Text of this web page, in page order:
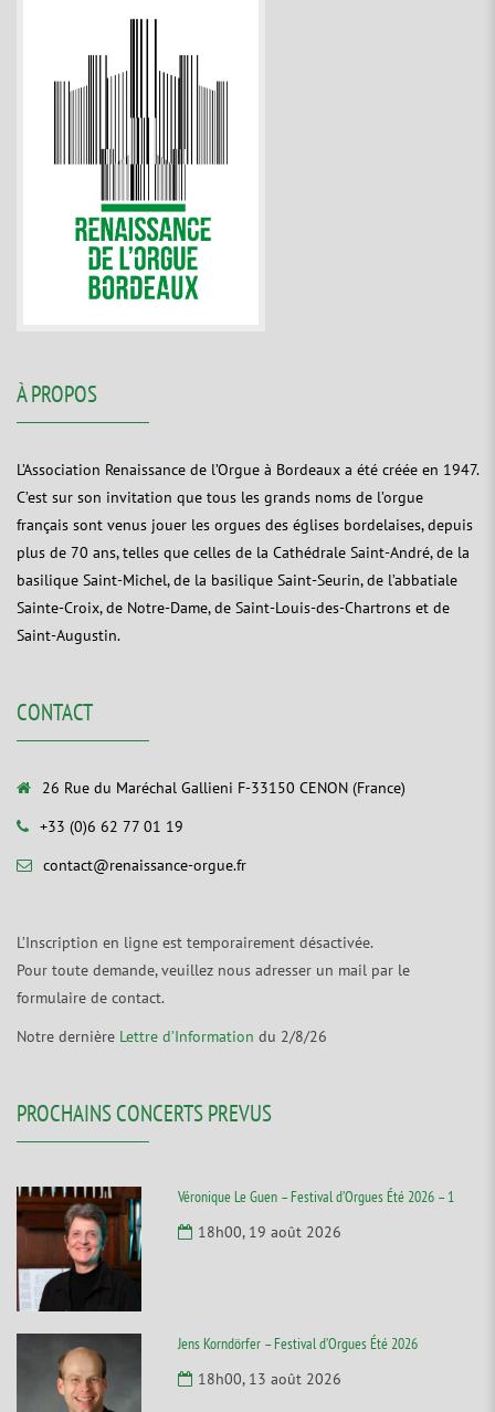
À PROPOS
L’Association Renaissance de l’Orgue à Bordeaux a été créée en 1947.
C’est sur son invitation que tous les grands noms de l’orgue
français sont venus jouer les orgues des églises bordelaises, depuis
plus de 70 ans, telles que celles de la Cathédrale Saint-André, de la
basilique Saint-Michel, de la basilique Saint-Seurin, de l’abbatiale
Sainte-Croix, de Notre-Dame, de Saint-Louis-des-Chartrons et de
Saint-Augustin.
CONTACT
26 Rue du Maréchal Gallieni F-33150 CENON (France)
+33 (0)6 62 77 01 19
contact@renaissance-orgue.fr
L’Inscription en ligne est temporairement désactivée.
Pour toute demande, veuillez nous adresser un mail par le
formulaire de contact.
Notre dernière Lettre d’Information du 2/8/26
PROCHAINS CONCERTS PREVUS
Véronique Le Guen – Festival d’Orgues Été 2026 – 1
18h00, 19 août 2026
Jens Korndörfer – Festival d’Orgues Été 2026
18h00, 13 août 2026